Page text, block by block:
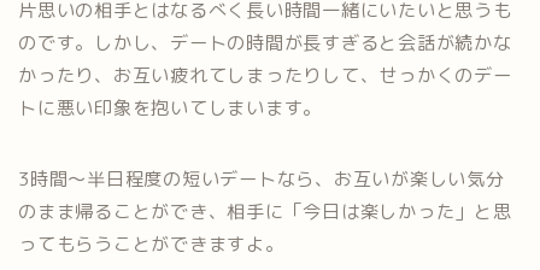
片思いの相手とはなるべく長い時間一緒にいたいと思うも
のです。しかし、デートの時間が長すぎると会話が続かな
かったり、お互い疲れてしまったりして、せっかくのデー
トに悪い印象を抱いてしまいます。
3時間～半日程度の短いデートなら、お互いが楽しい気分
のまま帰ることができ、相手に「今日は楽しかった」と思
ってもらうことができますよ。